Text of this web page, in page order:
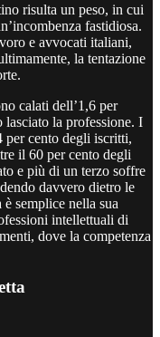
risulta un peso, in cui
fastidiosa.
e avvocati italiani,
la tentazione
calati dell’1,6 per
lasciato la professione. I
per cento degli iscritti,
il 60 per cento degli
e più di un terzo soffre
davvero dietro le
semplice nella sua
intellettuali di
dove la competenza